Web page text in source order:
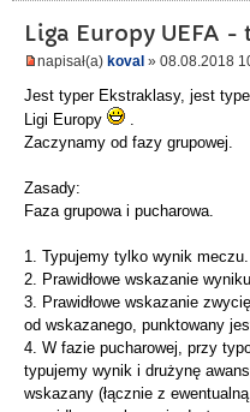
Liga Europy UEFA
napisał(a) koval » 08.08.2018
Jest typer Ekstraklasy, jest
Ligi Europy
.
Zaczynamy od fazy grupowej.
Zasady:
Faza grupowa i pucharowa.
1. Typujemy tylko wynik meczu.
2. Prawidłowe wskazanie
3. Prawidłowe wskazanie
od wskazanego, punktowany
4. W fazie pucharowej, przy
typujemy wynik i drużynę
wskazany (łącznie z